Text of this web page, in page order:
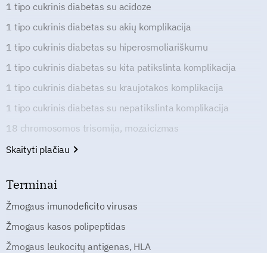
1 tipo cukrinis diabetas su acidoze
1 tipo cukrinis diabetas su akių komplikacija
1 tipo cukrinis diabetas su hiperosmoliariškumu
1 tipo cukrinis diabetas su kita patikslinta komplikacija
1 tipo cukrinis diabetas su kraujotakos komplikacija
1 tipo cukrinis diabetas su nepatikslinta komplikacija
18 chromosomos trisomija, mozaicizmas
Skaityti plačiau
Terminai
Žmogaus imunodeficito virusas
Žmogaus kasos polipeptidas
Žmogaus leukocitų antigenas, HLA